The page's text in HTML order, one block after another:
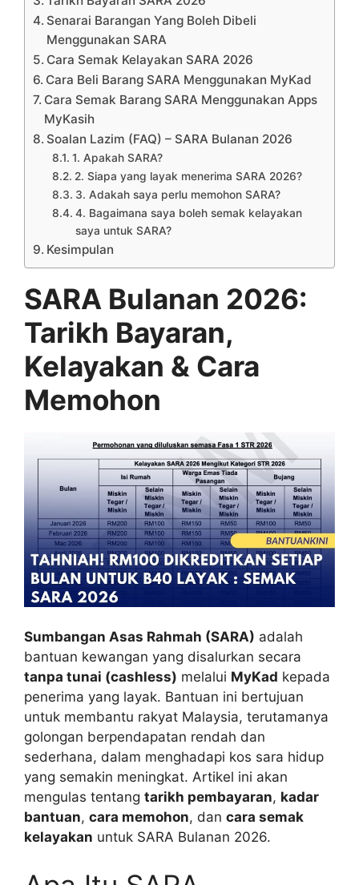
Senarai Barangan Yang Boleh Dibeli
Menggunakan SARA
Cara Semak Kelayakan SARA 2026
Cara Beli Barang SARA Menggunakan MyKad
Cara Semak Barang SARA Menggunakan Apps
MyKasih
Soalan Lazim (FAQ) – SARA Bulanan 2026
1. Apakah SARA?
2. Siapa yang layak menerima SARA 2026?
3. Adakah saya perlu memohon SARA?
4. Bagaimana saya boleh semak kelayakan
saya untuk SARA?
Kesimpulan
SARA Bulanan 2026:
Tarikh Bayaran,
Kelayakan & Cara
Memohon
Sumbangan Asas Rahmah (SARA) adalah
bantuan kewangan yang disalurkan secara
tanpa tunai (cashless) melalui MyKad kepada
penerima yang layak. Bantuan ini bertujuan
untuk membantu rakyat Malaysia, terutamanya
golongan berpendapatan rendah dan
sederhana, dalam menghadapi kos sara hidup
yang semakin meningkat. Artikel ini akan
mengulas tentang tarikh pembayaran, kadar
bantuan, cara memohon, dan cara semak
kelayakan untuk SARA Bulanan 2026.